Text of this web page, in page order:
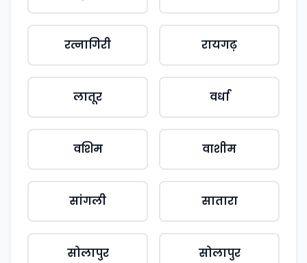
रत्नागिरी रायगढ़
लातूर वर्धा
वशिम वाशीम
सांगली सातारा
सोलापुर सोलापुर